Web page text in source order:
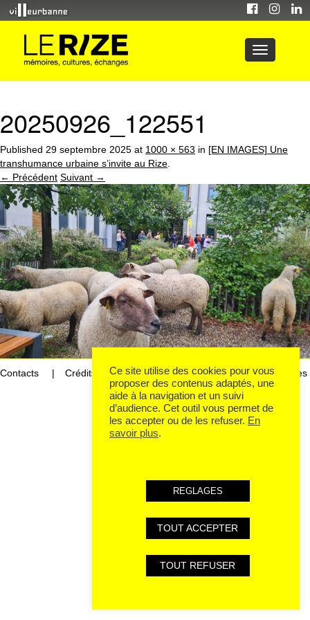
20250926_122551
Published 29 septembre 2025 at 1000 × 563 in [EN IMAGES] Une
transhumance urbaine s’invite au Rize
← Précédent Suivant →
Contacts Crédits Mentions légales et données personnelles
Ce site utilise des cookies pour vous
proposer des contenus adaptés, une
aide à la navigation et un suivi
d’audience. Cet outil vous permet de
les accepter ou de les refuser. En
savoir plus.
REGLAGES
TOUT ACCEPTER
TOUT REFUSER